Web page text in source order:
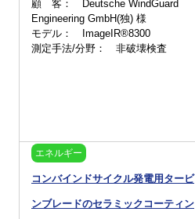
顧 客： Deutsche WindGuard
Engineering GmbH(独) 様
モデル： ImageIR®8300
測定手法/分野： 非破壊検査
エネルギー
コンバインドサイクル発電用タービ
ンブレードのセラミックコーティン